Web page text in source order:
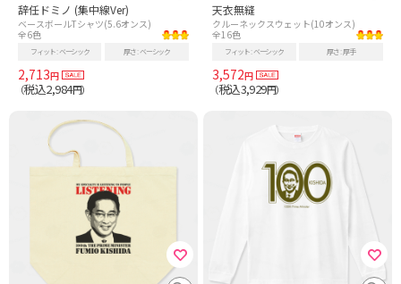
辞任ドミノ (集中線Ver)
ベースボールTシャツ(5.6オンス)
全6色
フィット ベーシック 厚さ ベーシック
2,713円
（税込2,984円）
天衣無縫
クルーネックスウェット(10オンス)
全16色
フィット ベーシック 厚さ 厚手
3,572円
（税込3,929円）